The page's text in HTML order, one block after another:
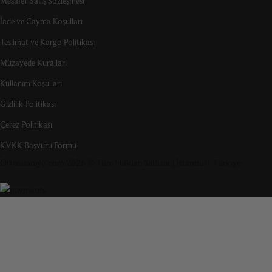
İade ve Cayma Koşulları
Teslimat ve Kargo Politikası
Müzayede Kuralları
Kullanım Koşulları
Gizlilik Politikası
Çerez Politikası
KVKK Başvuru Formu